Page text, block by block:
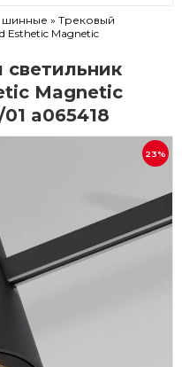
шинные » Трековый
Esthetic Magnetic
Magnetic
a065418
23%